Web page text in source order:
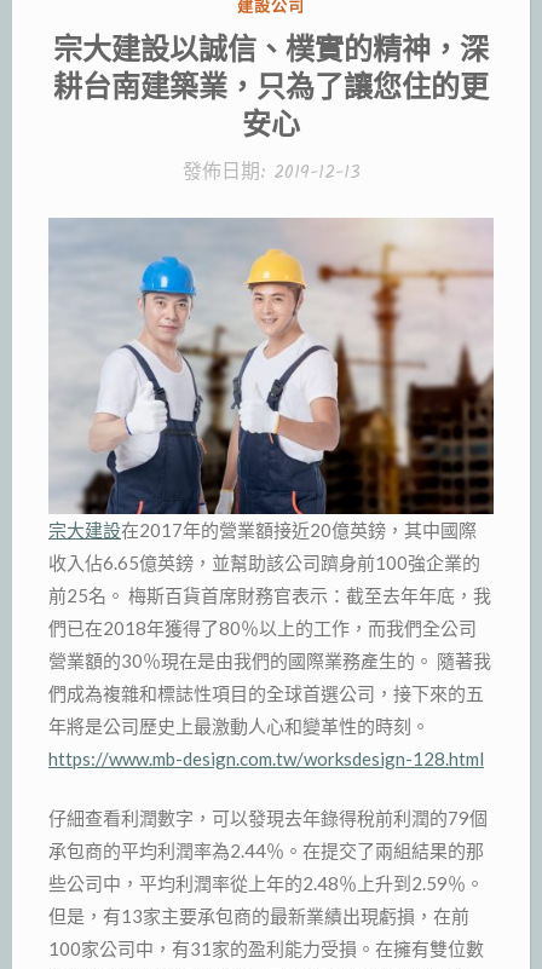
類:
建設公司
宗大建設以誠信、樸實的精神，深
耕台南建築業，只為了讓您住的更
安心
發佈日期: 2019-12-13
宗大建設在2017年的營業額接近20億英鎊，其中國際
收入佔6.65億英鎊，並幫助該公司躋身前100強企業的
前25名。 梅斯百貨首席財務官表示：截至去年年底，我
們已在2018年獲得了80％以上的工作，而我們全公司
營業額的30％現在是由我們的國際業務產生的。 隨著我
們成為複雜和標誌性項目的全球首選公司，接下來的五
年將是公司歷史上最激動人心和變革性的時刻。
https://www.mb-design.com.tw/worksdesign-128.html
仔細查看利潤數字，可以發現去年錄得稅前利潤的79個
承包商的平均利潤率為2.44％。在提交了兩組結果的那
些公司中，平均利潤率從上年的2.48％上升到2.59％。
但是，有13家主要承包商的最新業績出現虧損，在前
100家公司中，有31家的盈利能力受損。在擁有雙位數